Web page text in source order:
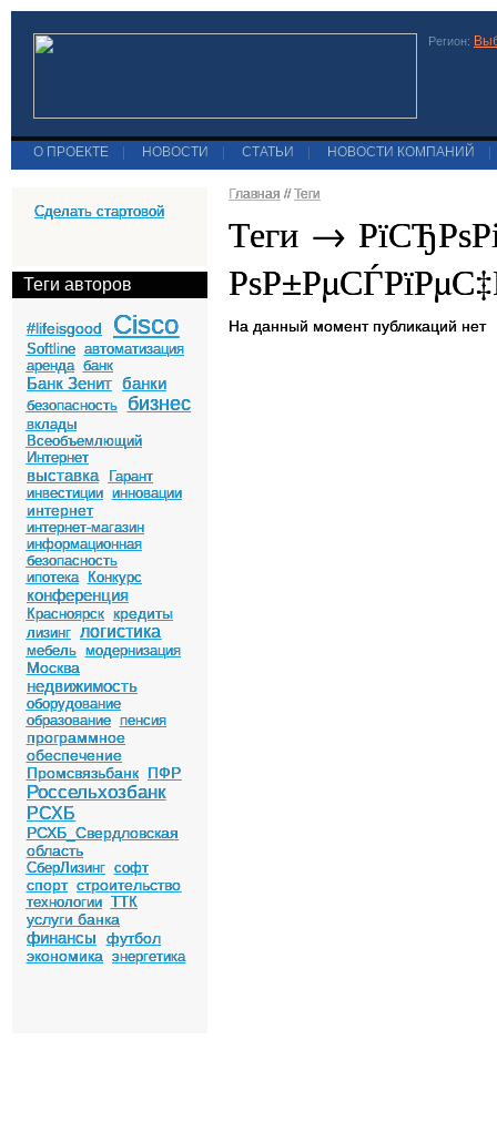
Регион:
О ПРОЕКТЕ НОВОСТИ СТАТЬИ НОВОСТИ КОМПАНИЙ
Сделать стартовой
Теги авторов
#lifeisgood Cisco
Softline автоматизация
аренда банк
Банк Зенит банки
безопасность бизнес
вклады
Всеобъемлющий
Интернет
выставка
Гарант
инвестиции инновации
интернет
интернет-магазин
информационная
безопасность
ипотека
Конкурс
конференция
Красноярск кредиты
лизинг логистика
мебель модернизация
Москва
недвижимость
оборудование
образование пенсия
программное
обеспечение
Промсвязьбанк ПФР
Россельхозбанк
РСХБ
РСХБ_Свердловская
область
СберЛизинг софт
спорт строительство
технологии ТТК
услуги банка
финансы
футбол
экономика
энергетика
Главная // Теги
Теги →
На данный момент публикаций нет